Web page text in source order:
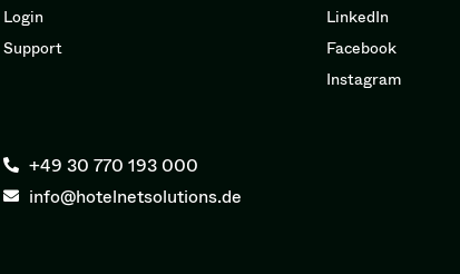
Login
Support
LinkedIn
Facebook
Instagram
+49 30 770 193 000
info@hotelnetsolutions.de